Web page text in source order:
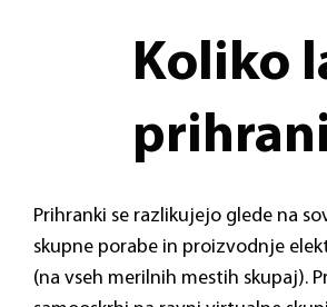
Koliko
Prihranki se razlikujejo glede na
skupne porabe in proizvodnje
(na vseh merilnih mestih skupaj).